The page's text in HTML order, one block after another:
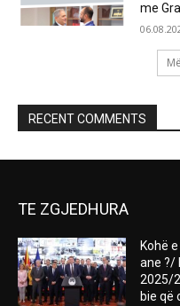
me
RECENT COMMENTS
TE ZGJEDHURA
Kohë
ane ?/
2025/
bie që